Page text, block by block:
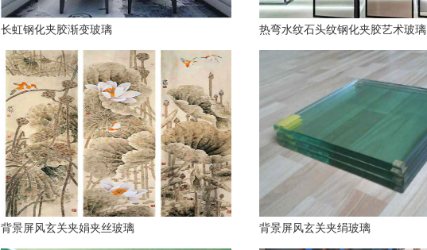
长虹钢化夹胶渐变玻璃 热弯水纹石头纹钢化夹胶艺术玻璃
背景屏风玄关夹娟夹丝玻璃 背景屏风玄关夹绢玻璃